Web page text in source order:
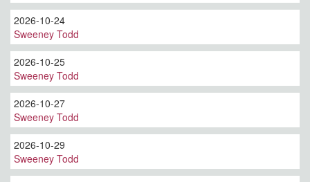
2026-10-24
Sweeney Todd
2026-10-25
Sweeney Todd
2026-10-27
Sweeney Todd
2026-10-29
Sweeney Todd